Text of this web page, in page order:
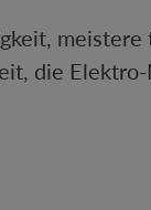
meistere
die